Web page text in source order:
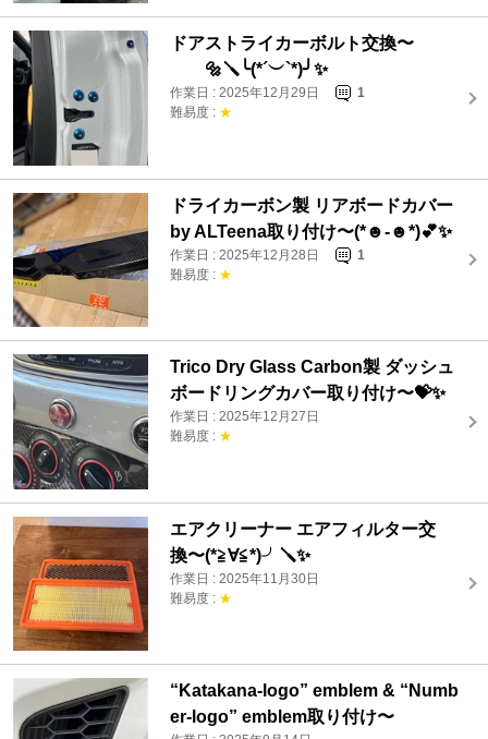
ドアストライカーボルト交換〜
🔩🪛╰(*´︶`*)╯✨
作業日 : 2025年12月29日
1
難易度 : ★
ドライカーボン製 リアボードカバー
by ALTeena取り付け〜(*☻-☻*)💕✨
作業日 : 2025年12月28日
1
難易度 : ★
Trico Dry Glass Carbon製 ダッシュ
ボードリングカバー取り付け〜💝✨
作業日 : 2025年12月27日
難易度 : ★
エアクリーナー エアフィルター交
換〜(*≧∀≦*)╯🪛✨
作業日 : 2025年11月30日
難易度 : ★
“Katakana-logo” emblem & “Numb
er-logo” emblem取り付け〜